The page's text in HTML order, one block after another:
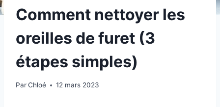
Comment nettoyer les
oreilles de furet (3
étapes simples)
ParChloé 12 mars 2023